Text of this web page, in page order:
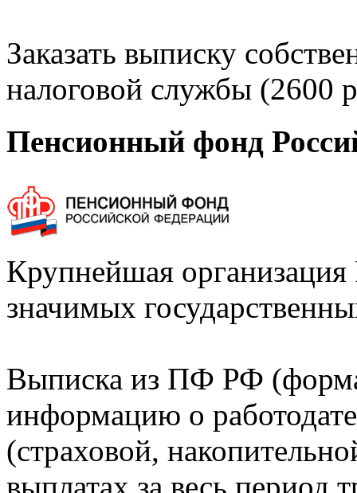
Заказать выписку
налоговой службы (2600
Пенсионный фонд
Крупнейшая
значимых
Выписка из ПФ РФ
информацию о
(страховой,
выплатах за весь период